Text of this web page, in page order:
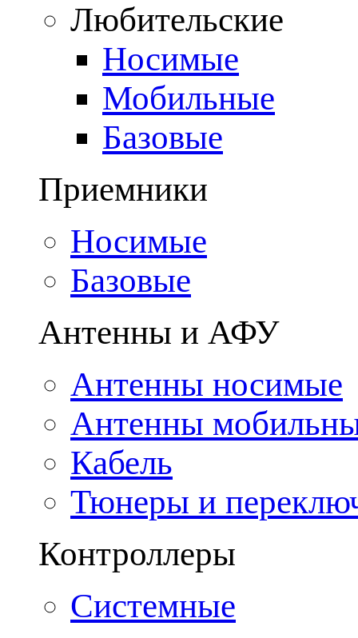
Любительские
Носимые
Мобильные
Базовые
Приемники
Носимые
Базовые
Антенны и АФУ
Антенны носимые
Антенны
Кабель
Тюнеры и
Контроллеры
Системные